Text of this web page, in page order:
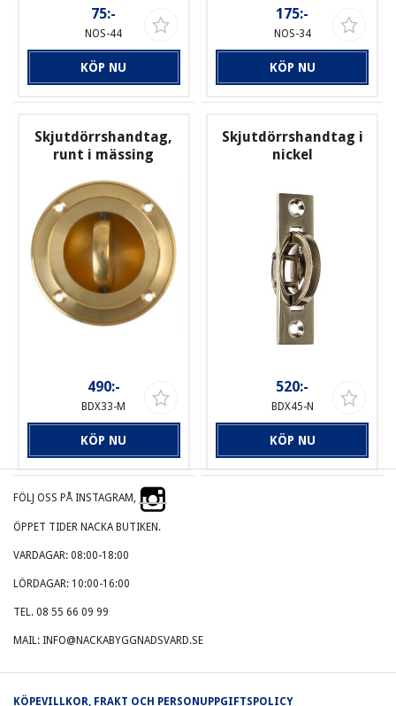
75:-
NOS-44
KÖP NU
175:-
NOS-34
KÖP NU
Skjutdörrshandtag,
runt i mässing
490:-
BDX33-M
KÖP NU
Skjutdörrshandtag i
nickel
520:-
BDX45-N
KÖP NU
FÖLJ OSS PÅ INSTAGRAM,
ÖPPET TIDER NACKA BUTIKEN.
VARDAGAR: 08:00-18:00
LÖRDAGAR: 10:00-16:00
TEL. 08 55 66 09 99
MAIL: INFO@NACKABYGGNADSVARD.SE
KÖPEVILLKOR, FRAKT OCH PERSONUPPGIFTSPOLICY